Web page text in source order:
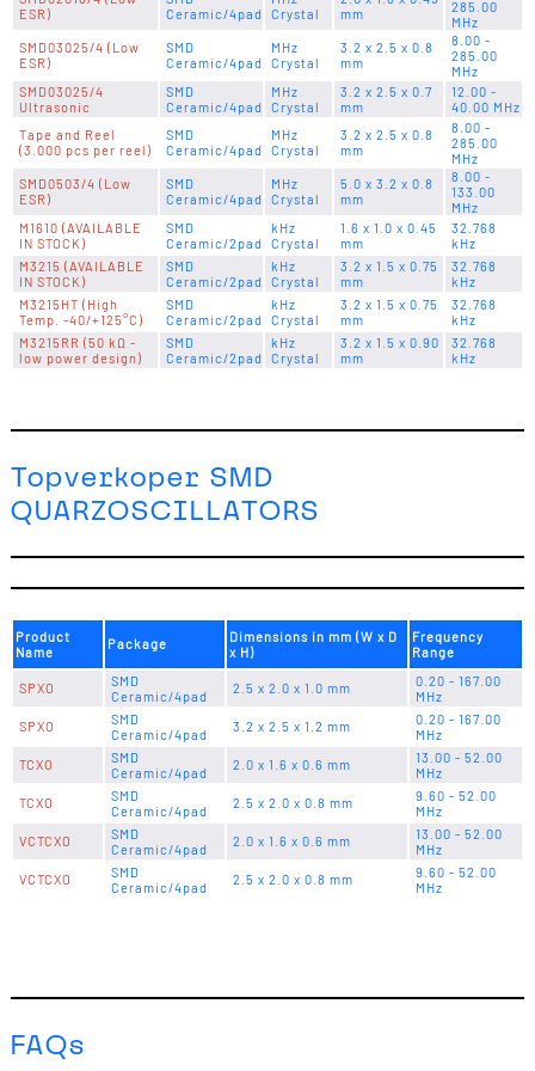
ESR)
Ceramic/4pad
Crystal
mm
285.00
MHz
SMD03025/4 (Low
ESR)
SMD
Ceramic/4pad
MHz
Crystal
3.2 x 2.5 x 0.8
mm
8.00 -
285.00
MHz
SMD03025/4
Ultrasonic
SMD
Ceramic/4pad
MHz
Crystal
3.2 x 2.5 x 0.7
mm
12.00 -
40.00 MHz
Tape and Reel
(3.000 pcs per reel)
SMD
Ceramic/4pad
MHz
Crystal
3.2 x 2.5 x 0.8
mm
8.00 -
285.00
MHz
SMD0503/4 (Low
ESR)
SMD
Ceramic/4pad
MHz
Crystal
5.0 x 3.2 x 0.8
mm
8.00 -
133.00
MHz
M1610 (AVAILABLE
IN STOCK)
SMD
Ceramic/2pad
kHz
Crystal
1.6 x 1.0 x 0.45
mm
32.768
kHz
M3215 (AVAILABLE
IN STOCK)
SMD
Ceramic/2pad
kHz
Crystal
3.2 x 1.5 x 0.75
mm
32.768
kHz
M3215HT (High
Temp. -40/+125°C)
SMD
Ceramic/2pad
kHz
Crystal
3.2 x 1.5 x 0.75
mm
32.768
kHz
M3215RR (50 kΩ -
low power design)
SMD
Ceramic/2pad
kHz
Crystal
3.2 x 1.5 x 0.90
mm
32.768
kHz
Topverkoper SMD
QUARZOSCILLATORS
Product
Name
Package
Dimensions in mm (W x D
x H)
Frequency
Range
SPXO
SMD
Ceramic/4pad
2.5 x 2.0 x 1.0 mm
0.20 - 167.00
MHz
SPXO
SMD
Ceramic/4pad
3.2 x 2.5 x 1.2 mm
0.20 - 167.00
MHz
TCXO
SMD
Ceramic/4pad
2.0 x 1.6 x 0.6 mm
13.00 - 52.00
MHz
TCXO
SMD
Ceramic/4pad
2.5 x 2.0 x 0.8 mm
9.60 - 52.00
MHz
VCTCXO
SMD
Ceramic/4pad
2.0 x 1.6 x 0.6 mm
13.00 - 52.00
MHz
VCTCXO
SMD
Ceramic/4pad
2.5 x 2.0 x 0.8 mm
9.60 - 52.00
MHz
FAQs